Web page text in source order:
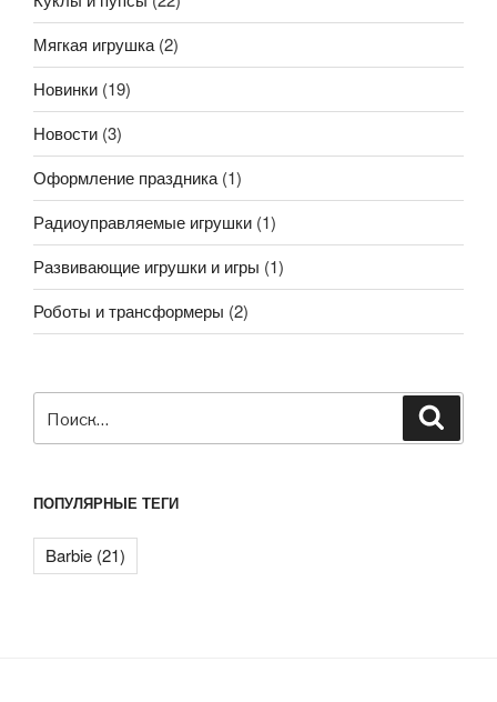
Мягкая игрушка (2)
Новинки (19)
Новости (3)
Оформление праздника (1)
Радиоуправляемые игрушки (1)
Развивающие игрушки и игры (1)
Роботы и трансформеры (2)
ПОПУЛЯРНЫЕ ТЕГИ
Barbie (21)